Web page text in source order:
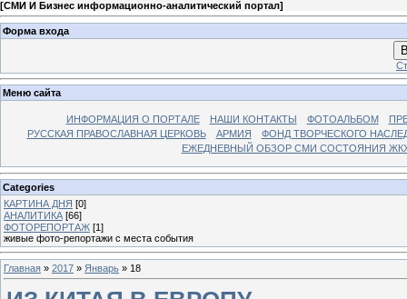
[СМИ И Бизнес информационно-аналитический портал]
Форма входа
Меню сайта
ИНФОРМАЦИЯ О ПОРТАЛЕ НАШИ КОНТАКТЫ ФОТОАЛЬБОМ
РУССКАЯ ПРАВОСЛАВНАЯ ЦЕРКОВЬ
АРМИЯ
ФОНД ТВОРЧЕСКОГО
ЕЖЕДНЕВНЫЙ ОБЗОР СМИ СОСТОЯНИЯ
Categories
КАРТИНА ДНЯ [0]
АНАЛИТИКА [66]
ФОТОРЕПОРТАЖ [1]
живые фото-репортажи с места события
Главная » 2017 » Январь » 18